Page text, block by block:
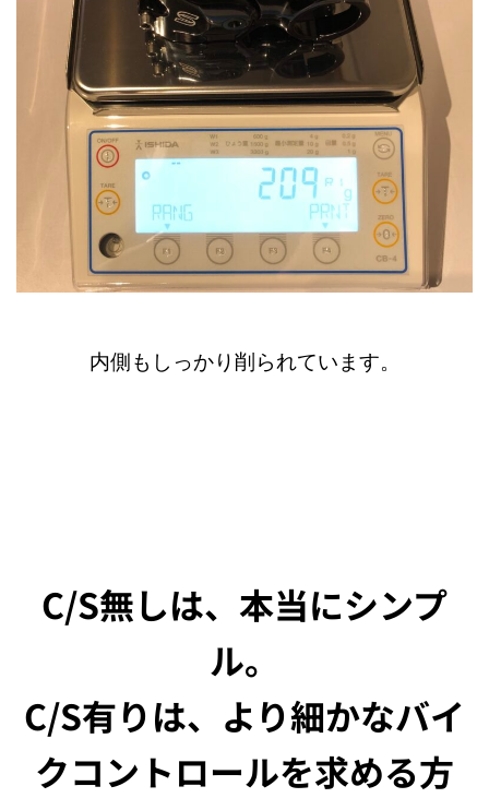
内側もしっかり削られています。
C/S無しは、本当にシンプ
ル。
C/S有りは、より細かなバイ
クコントロールを求める方